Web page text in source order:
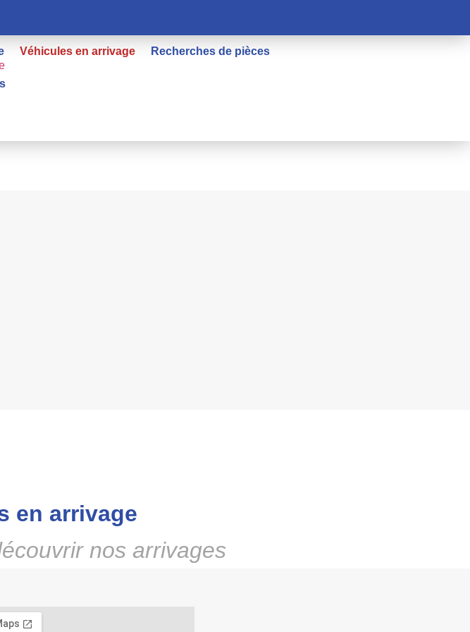
Véhicules en arrivage Recherches de pièces
en arrivage
nos arrivages